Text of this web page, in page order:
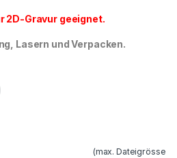
2D-Gravur geeignet.
Lasern und Verpacken.
(max. Dateigrösse